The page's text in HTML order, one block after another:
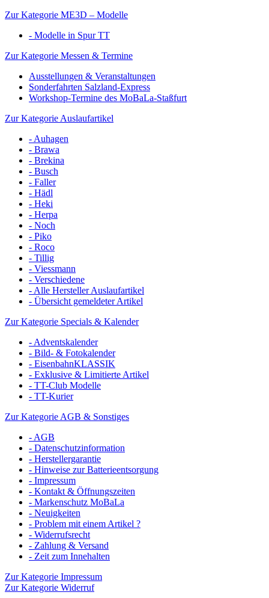
Zur Kategorie ME3D – Modelle
- Modelle in Spur TT
Zur Kategorie Messen & Termine
Ausstellungen & Veranstaltungen
Sonderfahrten Salzland-Express
Workshop-Termine des MoBaLa-Staßfurt
Zur Kategorie Auslaufartikel
- Auhagen
- Brawa
- Brekina
- Busch
- Faller
- Hädl
- Heki
- Herpa
- Noch
- Piko
- Roco
- Tillig
- Viessmann
- Verschiedene
- Alle Hersteller Auslaufartikel
- Übersicht gemeldeter Artikel
Zur Kategorie Specials & Kalender
- Adventskalender
- Bild- & Fotokalender
- EisenbahnKLASSIK
- Exklusive & Limitierte Artikel
- TT-Club Modelle
- TT-Kurier
Zur Kategorie AGB & Sonstiges
- AGB
- Datenschutzinformation
- Herstellergarantie
- Hinweise zur Batterieentsorgung
- Impressum
- Kontakt & Öffnungszeiten
- Markenschutz MoBaLa
- Neuigkeiten
- Problem mit einem Artikel ?
- Widerrufsrecht
- Zahlung & Versand
- Zeit zum Innehalten
Zur Kategorie Impressum
Zur Kategorie Widerruf